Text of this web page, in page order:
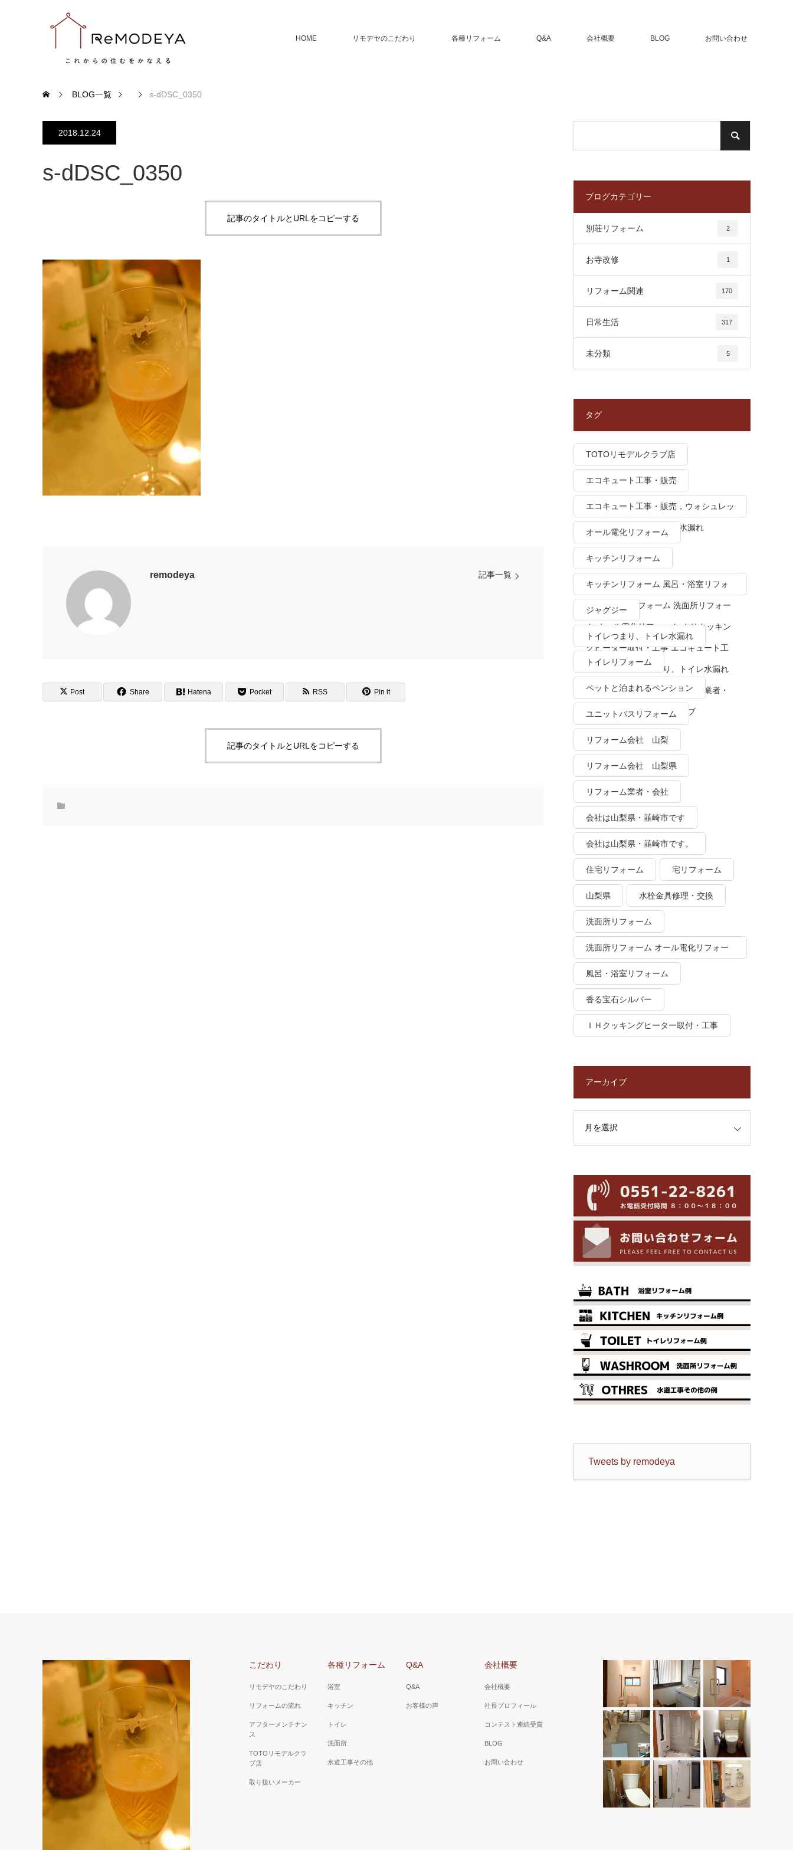
HOME リモデヤのこだわり 各種リフォーム Q&A 会社概要 BLOG お問い合わせ
BLOG一覧 s-dDSC_0350
2018.12.24
s-dDSC_0350
記事のタイトルとURLをコピーする
remodeya 記事一覧
Post Share Hatena Pocket RSS Pin it
記事のタイトルとURLをコピーする
ブログカテゴリー
別荘リフォーム 2
お寺改修 1
リフォーム関連 170
日常生活 317
未分類 5
タグ
TOTOリモデルクラブ店
エコキュート工事・販売
エコキュート工事・販売，ウォシュレッ
ト トイレつまり、トイレ水漏れ
オール電化リフォーム
キッチンリフォーム
キッチンリフォーム 風呂・浴室リフォ
ーム トイレリフォーム 洗面所リフォー
ム オール電化リフォーム ＩＨクッキン
グヒーター取付・工事 エコキュート工
事・販売 トイレつまり、トイレ水漏れ
水栓金具修理・交換 リフォーム業者・
会社 ＴＯＴＯリモデルクラブ
ジャグジー
トイレつまり、トイレ水漏れ
トイレリフォーム
ペットと泊まれるペンション
ユニットバスリフォーム
リフォーム会社 山梨
リフォーム会社 山梨県
リフォーム業者・会社
会社は山梨県・韮崎市です
会社は山梨県・韮崎市です。
住宅リフォーム 宅リフォーム
山梨県 水栓金具修理・交換
洗面所リフォーム
洗面所リフォーム オール電化リフォー
ム
風呂・浴室リフォーム
香る宝石シルバー
ＩＨクッキングヒーター取付・工事
アーカイブ
Tweets by remodeya
こだわり
リモデヤのこだわり
リフォームの流れ
アフターメンテナン
ス
TOTOリモデルクラ
ブ店
取り扱いメーカー
各種リフォーム
浴室
キッチン
トイレ
洗面所
水道工事その他
Q&A
Q&A
お客様の声
会社概要
会社概要
社長プロフィール
コンテスト連続受賞
BLOG
お問い合わせ